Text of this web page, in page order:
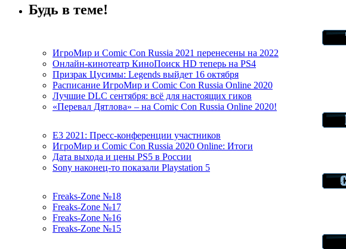
Будь в теме!
ИгроМир и Comic Con Russia 2021 перенесены на 2022
Онлайн-кинотеатр КиноПоиск HD теперь на PS4
Призрак Цусимы: Legends выйдет 16 октября
Расписание ИгроМир и Comic Con Russia Online 2020
Лучшие DLC сентября: всё для настоящих гиков
«Перевал Дятлова» – на Comic Con Russia Online 2020!
E3 2021: Пресс-конференции участников
ИгроМир и Comic Con Russia 2020 Online: Итоги
Дата выхода и цены PS5 в России
Sony наконец-то показали Playstation 5
Freaks-Zone №18
Freaks-Zone №17
Freaks-Zone №16
Freaks-Zone №15